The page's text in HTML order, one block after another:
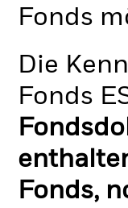
Fonds
Die
Fonds
Fonds,